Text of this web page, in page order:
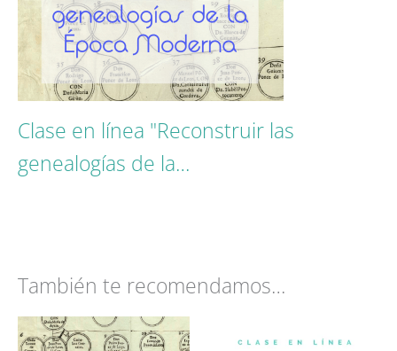
Clase en línea "Reconstruir las
genealogías de la…
También te recomendamos…